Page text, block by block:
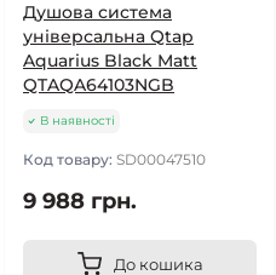
Душова система
універсальна Qtap
Aquarius Black Matt
QTAQA64103NGB
В наявності
Код товару: SD00047510
9 988 грн.
До кошика